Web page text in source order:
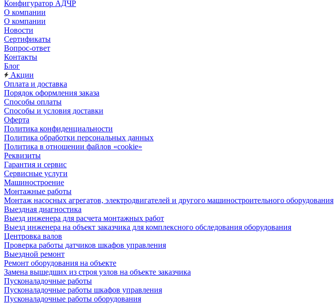
Конфигуратор АДЧР
О компании
О компании
Новости
Сертификаты
Вопрос-ответ
Контакты
Блог
Акции
Оплата и доставка
Порядок оформления заказа
Способы оплаты
Способы и условия доставки
Оферта
Политика конфиденциальности
Политика обработки персональных данных
Политика в отношении файлов «cookie»
Реквизиты
Гарантия и сервис
Сервисные услуги
Машиностроение
Монтажные работы
Монтаж насосных агрегатов, электродвигателей и другого машиностроительного оборудования
Выездная диагностика
Выезд инженера для расчета монтажных работ
Выезд инженера на объект заказчика для комплексного обследования оборудования
Центровка валов
Проверка работы датчиков шкафов управления
Выездной ремонт
Ремонт оборудования на объекте
Замена вышедших из строя узлов на объекте заказчика
Пусконаладочные работы
Пусконаладочные работы шкафов управления
Пусконаладочные работы оборудования